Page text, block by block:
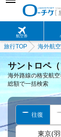
航空券
旅行TOP 海外航
サントロペ
海外路線の格安航
総額で一括検索
往復
東京(